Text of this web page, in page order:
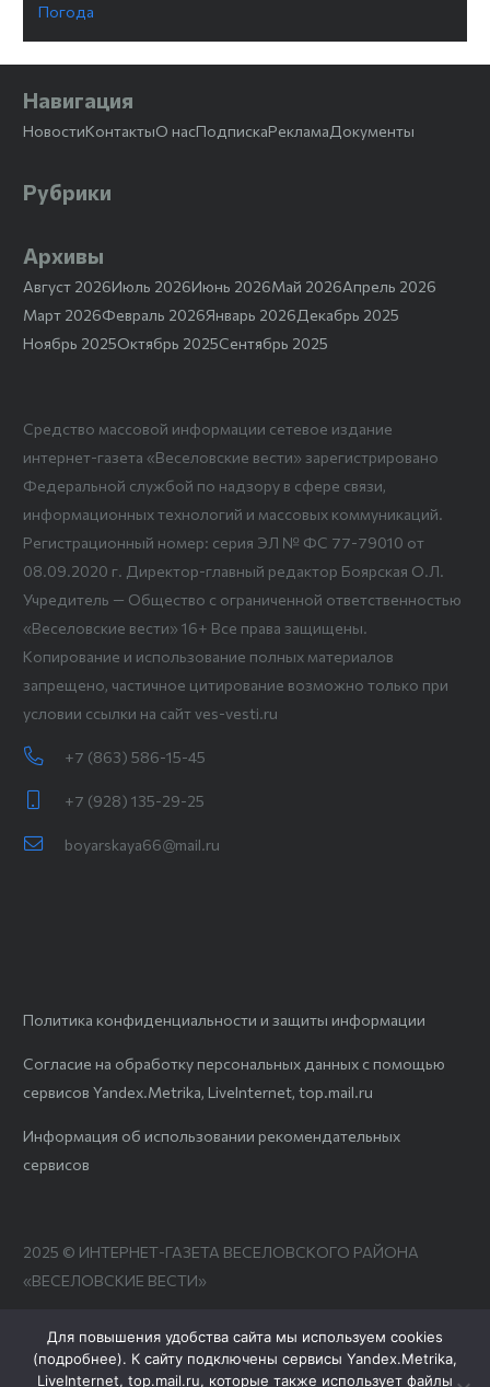
Погода
Навигация
НовостиКонтактыО насПодпискаРекламаДокументы
Рубрики
Архивы
Август 2026Июль 2026Июнь 2026Май 2026Апрель 2026
Март 2026Февраль 2026Январь 2026Декабрь 2025
Ноябрь 2025Октябрь 2025Сентябрь 2025
Средство массовой информации сетевое издание
интернет-газета «Веселовские вести» зарегистрировано
Федеральной службой по надзору в сфере связи,
информационных технологий и массовых коммуникаций.
Регистрационный номер: серия ЭЛ № ФС 77-79010 от
08.09.2020 г. Директор-главный редактор Боярская О.Л.
Учредитель — Общество с ограниченной ответственностью
«Веселовские вести» 16+ Все права защищены.
Копирование и использование полных материалов
запрещено, частичное цитирование возможно только при
условии ссылки на сайт ves-vesti.ru
+7 (863) 586-15-45
+7 (928) 135-29-25
boyarskaya66@mail.ru
Политика конфиденциальности и защиты информации
Согласие на обработку персональных данных с помощью
сервисов Yandex.Metrika, LiveInternet, top.mail.ru
Информация об использовании рекомендательных
сервисов
2025 © ИНТЕРНЕТ-ГАЗЕТА ВЕСЕЛОВСКОГО РАЙОНА
«ВЕСЕЛОВСКИЕ ВЕСТИ»
Для повышения удобства сайта мы используем cookies
(подробнее). К сайту подключены сервисы Yandex.Metrika,
LiveInternet, top.mail.ru, которые также использует файлы